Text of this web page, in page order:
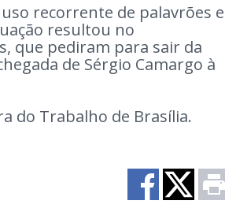
recorrente de palavrões e
resultou no
que pediram para sair da
de Sérgio Camargo à
do Trabalho de Brasília.